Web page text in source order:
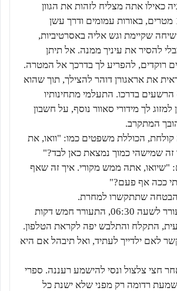
כאילו אתה מצליח לזהות את הגוון
המדויק ממרחק 12 מטרים, באורות עמומים ודרך עשן
שקיימת וגש אליה באסרטיביות,
להסיר את עיניך ממנה. אל תיתן
רוקדים, להפריע לך בדרכך אל המטרה.
את אראגורן דוהר להצילך, תוך שהוא
בדרכו. התעלמי מתחינותיו
לך מידורי סאוור נוסף, על חשבון
המתקרב.
הכוללת משפטים כמו: "וואו, את
זה שמישהי כמוך נמצאת כאן לבד?"
"שיואו, אתה ממש מקורי. איך זה שאף
ככה אף פעם?"
שתתקשרו למחרת.
אתה: הכן שעון מעורר לשעה 06:30, התעורר חמש דקות
התקלח והתלבש יפה לקראת הטלפון.
07:00 התקשר לאם ילדייך לעתיד, ואל תיבהל אם היא
חצי צלצול ונסי להישמע רעננה. ספרי
רדומה רק מפני שלא ישנת כל